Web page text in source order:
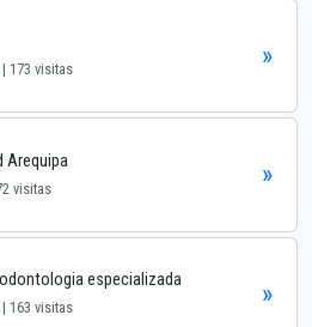
173 visitas »
Arequipa
visitas »
odontologia especializada
163 visitas »